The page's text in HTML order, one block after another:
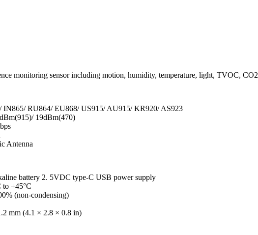
monitoring sensor including motion, humidity, temperature, light, TVOC,
IN865/ RU864/ EU868/ US915/ AU915/ KR920/ AS923
19dBm(470)
Antenna
battery 2. 5VDC type-C USB power supply
to +45°C
(non-condensing)
mm (4.1 × 2.8 × 0.8 in)